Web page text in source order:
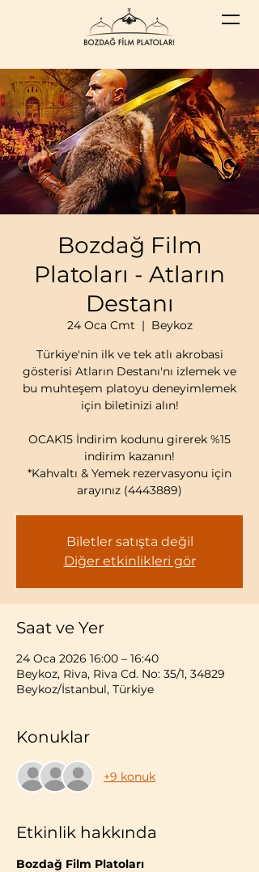
Bozdağ Film
Platoları - Atların
Destanı
24 Oca Cmt
  |
Beykoz
Türkiye'nin ilk ve tek atlı akrobasi
gösterisi Atların Destanı'nı izlemek ve
bu muhteşem platoyu deneyimlemek
için biletinizi alın!
OCAK15 İndirim kodunu girerek %15
indirim kazanın!
*Kahvaltı & Yemek rezervasyonu için
arayınız (4443889)
Biletler satışta değil
Diğer etkinlikleri gör
Saat ve Yer
24 Oca 2026 16:00 – 16:40
Beykoz, Riva, Riva Cd. No: 35/1, 34829
Beykoz/İstanbul, Türkiye
Konuklar
+9 konuk
Etkinlik hakkında
Bozdağ Film Platoları